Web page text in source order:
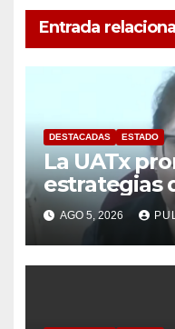
Entrada
DESTACADAS ESTADO
La UATx
estrategias
centradas
sus
AGO 5, 2026